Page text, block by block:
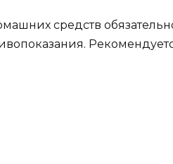
средств